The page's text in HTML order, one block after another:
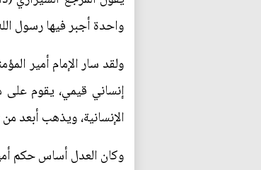
واحدة أجبر فيها رسول
ولقد سار الإمام أمير
إنساني قيمي، يقوم على
الإنسانية، ويذهب أبعد
وكان العدل أساس حكم